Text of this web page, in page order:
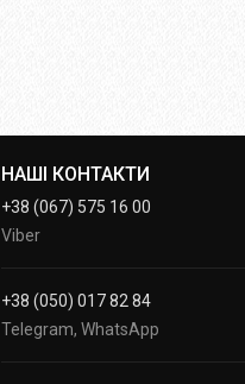
НАШІ КОНТАКТИ
+38 (067) 575 16 00
Viber
+38 (050) 017 82 84
Telegram, WhatsApp